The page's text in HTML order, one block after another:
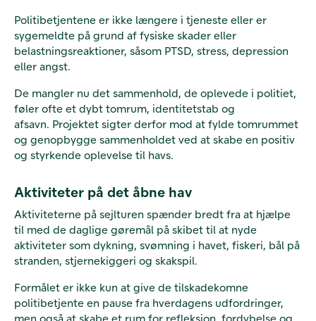
Politibetjentene er ikke længere i tjeneste eller er
sygemeldte på grund af fysiske skader eller
belastningsreaktioner, såsom PTSD, stress, depression
eller angst.
De mangler nu det sammenhold, de oplevede i politiet,
føler ofte et dybt tomrum, identitetstab og
afsavn. Projektet sigter derfor mod at fylde tomrummet
og genopbygge sammenholdet ved at skabe en positiv
og styrkende oplevelse til havs.
Aktiviteter på det åbne hav
Aktiviteterne på sejlturen spænder bredt fra at hjælpe
til med de daglige gøremål på skibet til at nyde
aktiviteter som dykning, svømning i havet, fiskeri, bål på
stranden, stjernekiggeri og skakspil.
Formålet er ikke kun at give de tilskadekomne
politibetjente en pause fra hverdagens udfordringer,
men også at skabe et rum for refleksion, fordybelse og